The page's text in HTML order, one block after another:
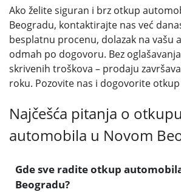
Ako želite siguran i brz otkup
Beogradu, kontaktirajte nas već
besplatnu procenu, dolazak na vašu
odmah po dogovoru. Bez
skrivenih troškova – prodaju
roku. Pozovite nas i dogovorite
Najčešća pitanja o otkupu
automobila u Novom
Gde sve radite otkup
Beogradu?